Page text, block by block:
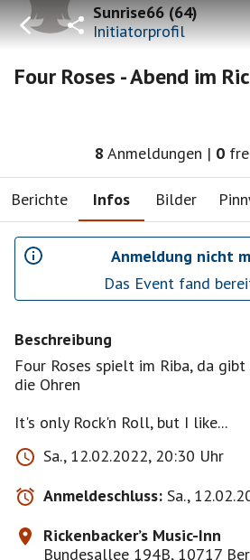
Sunrise66(64)
Initiatorprofil
Four Roses - Abend im
8 Anmeldungen | 0
Berichte Infos Bilder
Anmeldung nicht
Das Event fand
Beschreibung
Four Roses spielt im Riba, da
die Ohren
Sa., 12.02.2022, 20:30 Uhr
Anmeldeschluss: Sa.,
Rickenbacker’s Music-Inn
Bundesallee 194B, 10717